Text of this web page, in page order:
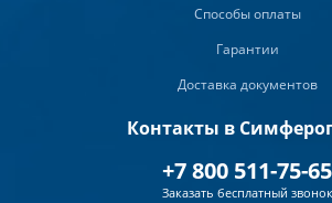
Способы оплаты
Гарантии
Доставка документов
Контакты в
+7 800 511-75-65
Заказать бесплатный звонок